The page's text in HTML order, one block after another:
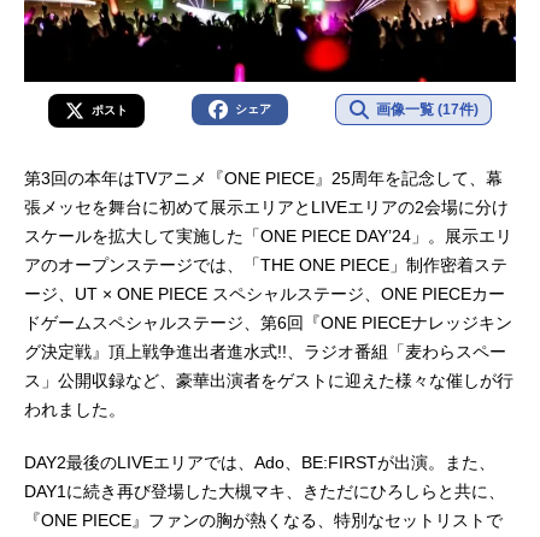
彩設計：中村絢郁 望月悠衣3DCG監
督：廣住茂徳エフェクトスーパーバ
イザ...
ポスト シェア 画像一覧 (17件)
第3回の本年はTVアニメ『ONE PIECE』25周年を記念して、幕
張メッセを舞台に初めて展示エリアとLIVEエリアの2会場に分け
スケールを拡大して実施した「ONE PIECE DAY’24」。展示エリ
アのオープンステージでは、「THE ONE PIECE」制作密着ステ
ージ、UT × ONE PIECE スペシャルステージ、ONE PIECEカー
ドゲームスペシャルステージ、第6回『ONE PIECEナレッジキン
グ決定戦』頂上戦争進出者進水式!!、ラジオ番組「麦わらスペー
ス」公開収録など、豪華出演者をゲストに迎えた様々な催しが行
われました。
DAY2最後のLIVEエリアでは、Ado、BE:FIRSTが出演。また、
DAY1に続き再び登場した大槻マキ、きただにひろしらと共に、
『ONE PIECE』ファンの胸が熱くなる、特別なセットリストで